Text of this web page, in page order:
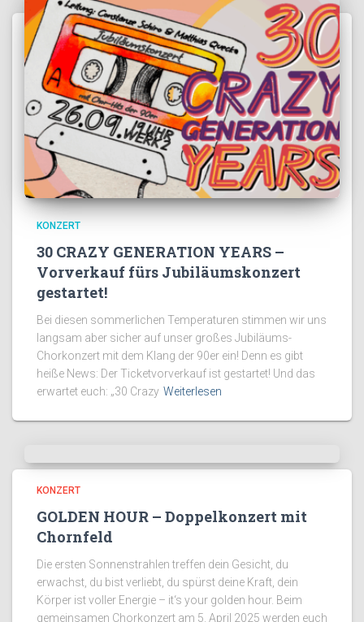
KONZERT
30 CRAZY GENERATION YEARS –
Vorverkauf fürs Jubiläumskonzert
gestartet!
Bei diesen sommerlichen Temperaturen stimmen wir uns
langsam aber sicher auf unser großes Jubiläums-
Chorkonzert mit dem Klang der 90er ein! Denn es gibt
heiße News: Der Ticketvorverkauf ist gestartet! Und das
erwartet euch: „30 Crazy Weiterlesen
KONZERT
GOLDEN HOUR – Doppelkonzert mit
Chornfeld
Die ersten Sonnenstrahlen treffen dein Gesicht, du
erwachst, du bist verliebt, du spürst deine Kraft, dein
Körper ist voller Energie – it‘s your golden hour. Beim
gemeinsamen Chorkonzert am 5. April 2025 werden euch